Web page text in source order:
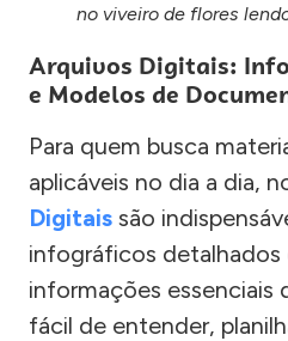
no viveiro de flores
Arquivos Digitais:
e Modelos de
Para quem busca
aplicáveis no dia a dia,
Digitais são
infográficos detalhados
informações essenciais
fácil de entender,